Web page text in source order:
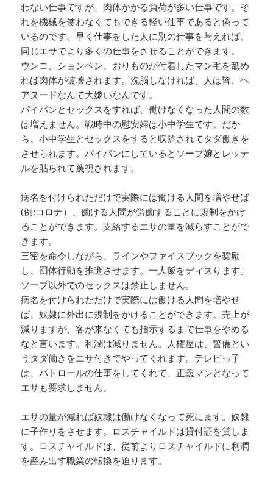
わない仕事ですが、肉体かかる負荷が多い仕事です。そ
れを機械を使わなくてもできる軽い仕事であると偽って
いるのです。早く仕事をした人に別の仕事を与えれば、
同じエサでより多くの仕事をさせることができます。
ウンコ、ションベン、おりものが付着したマン毛を舐め
れば肉体が破壊されます。洗脳しなければ、人は皆、ヘ
アヌードなんて大嫌いなんです。
パイパンとセックスをすれば、働けなくなった人間の数
は増えません。戦時中の慰安婦は小中学生です。だか
ら、小中学生とセックスをすると収監されてタダ働きを
させられます。パイパンにしているとソープ嬢とレッテ
ルを貼られて蔑視されます。
病名を付けられただけで実際には働ける人間を増やせば
(例:コロナ）、働ける人間が労働することに規制をかけ
ることができます。支給するエサの量を減らすことがで
きます。
三密を命令しながら、ラインやファイスブックを奨励
し、団体行動を推進させます。一人飯をディスります。
ソープ以外でのセックスは禁止しません。
病名を付けられただけで実際には働ける人間を増やせ
ば、奴隷に外出に規制をかけることができます。売上が
減りますが、客が来なくても指示するまで仕事をやめる
なと言います。利潤は減りません。人権屋は、警備とい
うタダ働きをエサ付きでやってくれます。テレビっ子
は、パトロールの仕事をしてくれて、正義マンとなって
エサも要求しません。
エサの量が減れば奴隷は働けなくなって死にます。奴隷
に子作りをさせます。ロスチャイルドは貸付証を貸しま
す。ロスチャイルドは、従前よりロスチャイルドに利潤
を産み出す職業の転換を迫ります。